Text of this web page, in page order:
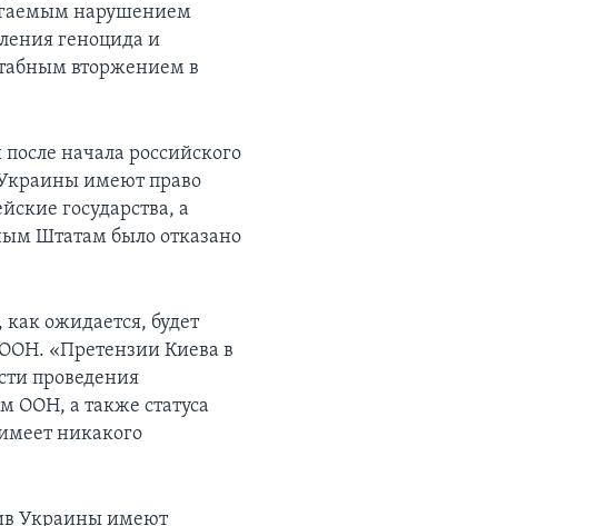
нарушением
геноцида и
вторжением в
начала российского
Украины имеют право
государства, а
Штатам было отказано
ожидается, будет
«Претензии Киева в
проведения
ООН, а также статуса
никакого
Украины имеют